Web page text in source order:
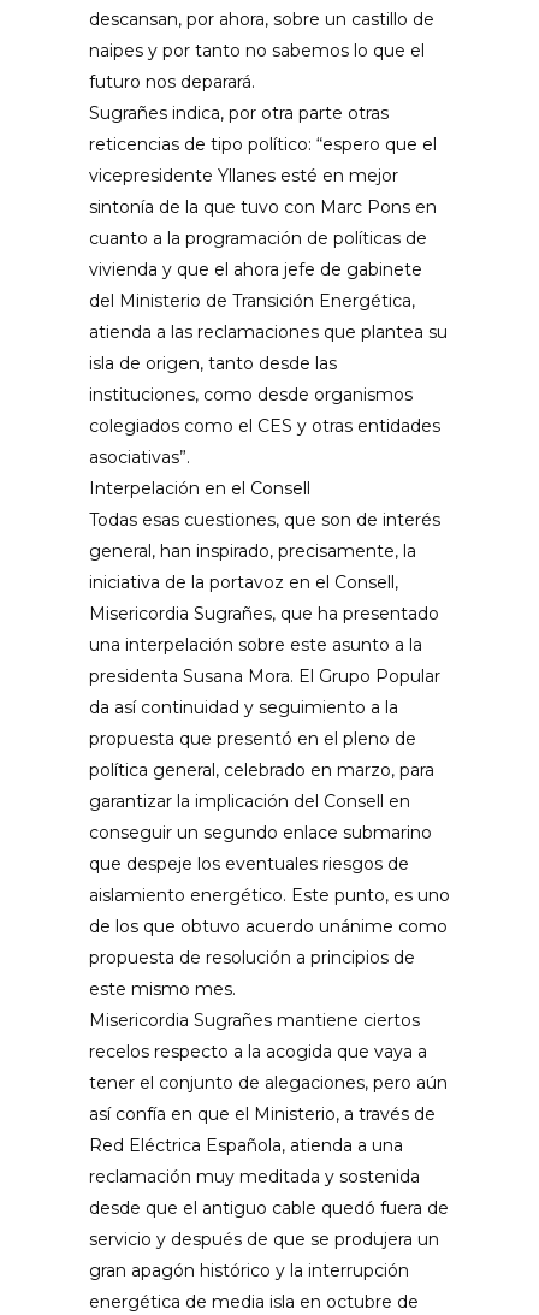
descansan, por ahora, sobre un castillo de
naipes y por tanto no sabemos lo que el
futuro nos deparará.
Sugrañes indica, por otra parte otras
reticencias de tipo político: “espero que el
vicepresidente Yllanes esté en mejor
sintonía de la que tuvo con Marc Pons en
cuanto a la programación de políticas de
vivienda y que el ahora jefe de gabinete
del Ministerio de Transición Energética,
atienda a las reclamaciones que plantea su
isla de origen, tanto desde las
instituciones, como desde organismos
colegiados como el CES y otras entidades
asociativas”.
Interpelación en el Consell
Todas esas cuestiones, que son de interés
general, han inspirado, precisamente, la
iniciativa de la portavoz en el Consell,
Misericordia Sugrañes, que ha presentado
una interpelación sobre este asunto a la
presidenta Susana Mora. El Grupo Popular
da así continuidad y seguimiento a la
propuesta que presentó en el pleno de
política general, celebrado en marzo, para
garantizar la implicación del Consell en
conseguir un segundo enlace submarino
que despeje los eventuales riesgos de
aislamiento energético. Este punto, es uno
de los que obtuvo acuerdo unánime como
propuesta de resolución a principios de
este mismo mes.
Misericordia Sugrañes mantiene ciertos
recelos respecto a la acogida que vaya a
tener el conjunto de alegaciones, pero aún
así confía en que el Ministerio, a través de
Red Eléctrica Española, atienda a una
reclamación muy meditada y sostenida
desde que el antiguo cable quedó fuera de
servicio y después de que se produjera un
gran apagón histórico y la interrupción
energética de media isla en octubre de